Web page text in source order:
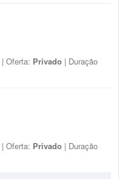
| Oferta: Privado | Duração
| Oferta: Privado | Duração